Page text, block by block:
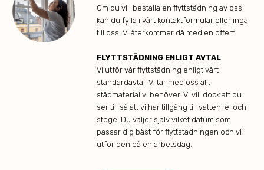
Om du vill beställa en flyttstädning av oss
kan du fylla i vårt kontaktformulär eller inga
till oss. Vi återkommer då med en offert.
FLYTTSTÄDNING ENLIGT AVTAL
Vi utför vår flyttstädning enligt vårt
standardavtal. Vi tar med oss allt
städmaterial vi behöver. Vi vill dock att du
ser till så att vi har tillgång till vatten, el och
stege. Du väljer själv vilket datum som
passar dig bäst för flyttstädningen och vi
utför den på en arbetsdag.